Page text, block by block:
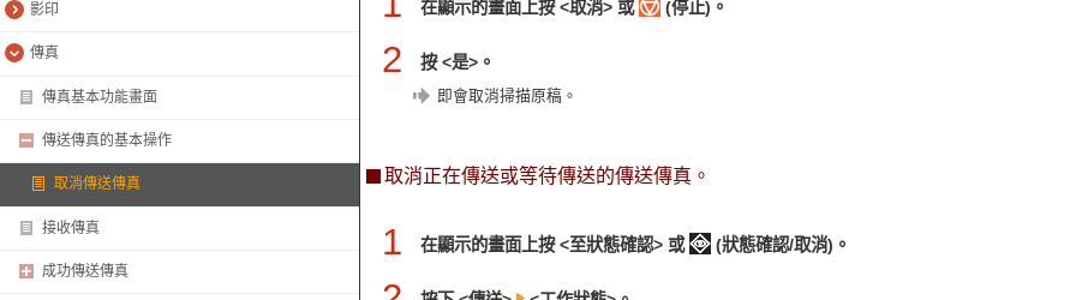
影印
傳真
傳真基本功能畫面
傳送傳真的基本操作
取消傳送傳真
接收傳真
成功傳送傳真
在顯示的畫面上按 <取消> 或 (停止)。
2 按 <是>。
即會取消掃描原稿。
取消正在傳送或等待傳送的傳送傳真。
1 在顯示的畫面上按 <至狀態確認> 或 (狀態確認/取消)。